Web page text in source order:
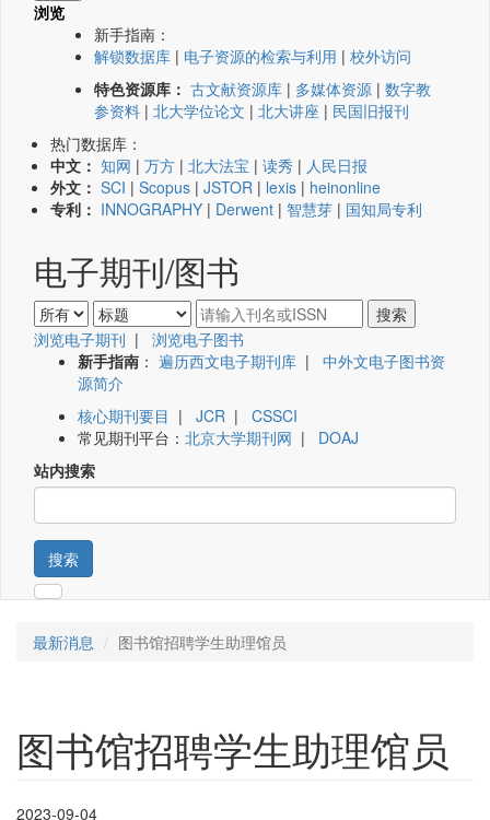
浏览
新手指南：
解锁数据库 | 电子资源的检索与利用 | 校外访问
特色资源库： 古文献资源库 | 多媒体资源 | 数字教
参资料 | 北大学位论文 | 北大讲座 | 民国旧报刊
热门数据库：
中文： 知网 | 万方 | 北大法宝 | 读秀 | 人民日报
外文： SCI | Scopus | JSTOR | lexis | heinonline
专利： INNOGRAPHY | Derwent | 智慧芽 | 国知局专利
电子期刊/图书
浏览电子期刊 | 浏览电子图书
新手指南 ： 遍历西文电子期刊库 | 中外文电子图书资
源简介
核心期刊要目 | JCR | CSSCI
常见期刊平台： 北京大学期刊网 | DOAJ
站内搜索
搜索
最新消息 图书馆招聘学生助理馆员
图书馆招聘学生助理馆员
2023-09-04